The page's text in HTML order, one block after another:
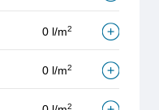
0 l/m2
0 l/m2
2